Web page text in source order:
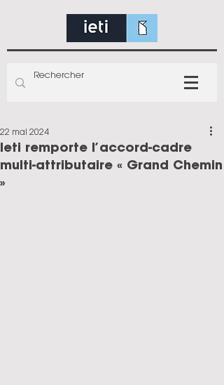
Ieti remporte l’accord-cadre
multi-attributaire « Grand Chemin
»
22 mai 2024